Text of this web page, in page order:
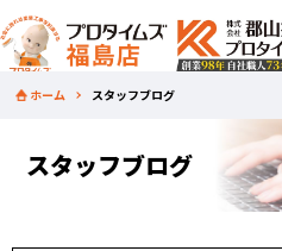
ホーム スタッフブログ
スタッフブログ